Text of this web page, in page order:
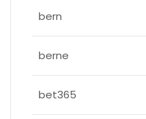
bern
berne
bet365